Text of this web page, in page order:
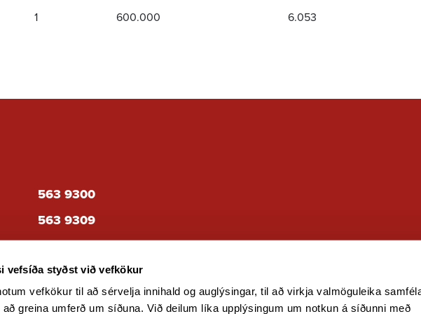
vefsíða styðst við vefkökur
vefkökur til að sérvelja innihald og auglýsingar, til að virkja valmöguleika
að greina umferð um síðuna. Við deilum líka upplýsingum um notkun á síðunni með
1 600.000 6.053
563 9300
563 9309
1 1 2
Hafa samband